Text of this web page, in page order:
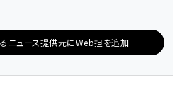
ニュース提供元にWeb担を追加